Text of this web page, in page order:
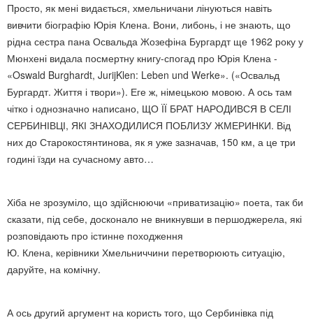
Просто, як мені видається, хмельничани лінуються навіть
вивчити біографію Юрія Клена. Вони, либонь, і не знають, що
рідна сестра пана Освальда Жозефіна Бургардт ще 1962 року у
Мюнхені видала посмертну книгу-спогад про Юрія Клена -
«Oswald Burghardt, JurijKlen: Leben und Werke». («Освальд
Бургардт. Життя і твори»). Еге ж, німецькою мовою. А ось там
чітко і однозначно написано, ЩО ЇЇ БРАТ НАРОДИВСЯ В СЕЛІ
СЕРБИНІВЦІ, ЯКІ ЗНАХОДИЛИСЯ ПОБЛИЗУ ЖМЕРИНКИ. Від
них до Старокостянтинова, як я уже зазначав, 150 км, а це три
годині їзди на сучасному авто…
Хіба не зрозуміло, що здійснюючи «приватизацію» поета, так би
сказати, під себе, досконало не вникнувши в першоджерела, які
розповідають про істинне походження
Ю. Клена, керівники Хмельниччини перетворюють ситуацію,
даруйте, на комічну.
А ось другий аргумент на користь того, що Сербинівка під